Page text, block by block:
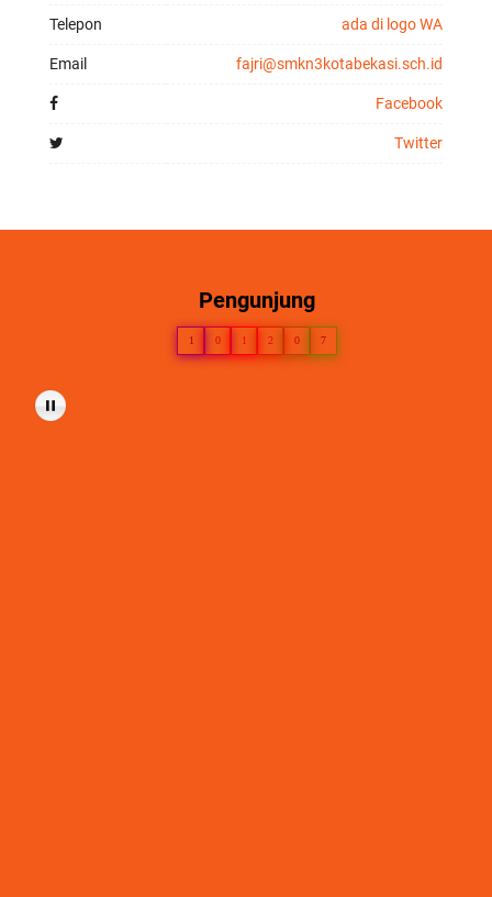
Telepon ada di logo WA
Email fajri@smkn3kotabekasi.sch.id
Facebook
Twitter
Pengunjung
1 0 1 2 0 7